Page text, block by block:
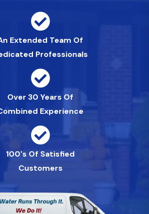
Extended Team Of
Professionals
Over 30 Years Of
Experience
100's Of Satisfied
Customers